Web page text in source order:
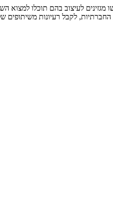
לעיצוב בהם תוכלו למצוא
לקבל רעיונות משיתופים